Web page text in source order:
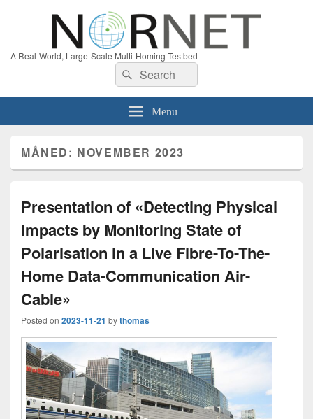
A Real-World, Large-Scale Multi-Homing Testbed
Search
for:
Search
Menu
MÅNED: NOVEMBER 2023
Presentation of «Detecting Physical
Impacts by Monitoring State of
Polarisation in a Live Fibre-To-The-
Home Data-Communication Air-
Cable»
Posted on 2023-11-21 bythomas